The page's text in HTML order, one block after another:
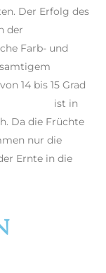
Der Erfolg des
der
Farb- und
14 bis 15 Grad
ist in
Da die Früchte
nur die
Ernte in die